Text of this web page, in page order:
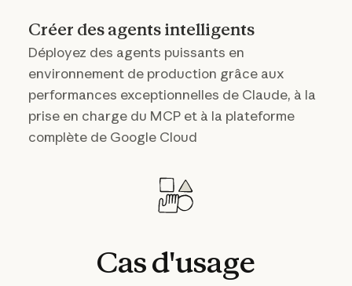
Créer des agents intelligents
Déployez des agents puissants en
environnement de production grâce aux
performances exceptionnelles de Claude, à la
prise en charge du MCP et à la plateforme
complète de Google Cloud
Casd'usage